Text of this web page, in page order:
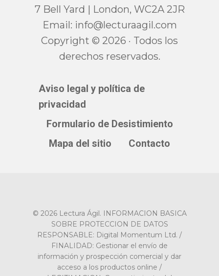
7 Bell Yard | London, WC2A 2JR
Email: moc.ligaarutcel@ofni
Copyright © 2026 · Todos los
derechos reservados.
Aviso legal y política de
privacidad
Formulario de Desistimiento
Mapa del sitio
Contacto
© 2026 Lectura Ágil. INFORMACION BASICA
SOBRE PROTECCION DE DATOS
RESPONSABLE: Digital Momentum Ltd. /
FINALIDAD: Gestionar el envío de
información y prospección comercial y dar
acceso a los productos online /